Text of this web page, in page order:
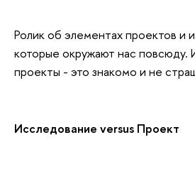
Ролик об элементах проектов и
которые окружают нас повсюду.
проекты - это знакомо и не
Исследование versus Проект